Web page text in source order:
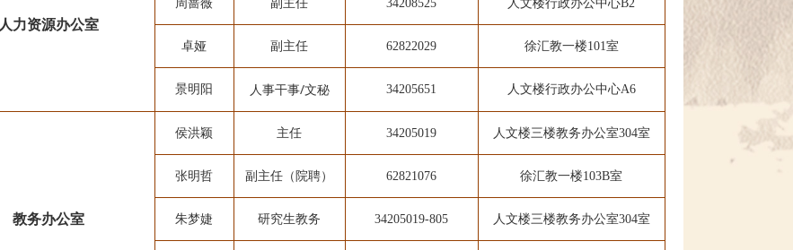
人力资源办公室
周蔷薇 副主任 34208525 人文楼行政办公中心B2
卓娅 副主任 62822029 徐汇教一楼101室
景明阳 人事干事/文秘 34205651 人文楼行政办公中心A6
教务办公室
侯洪颖 主任 34205019 人文楼三楼教务办公室304室
张明哲 副主任（院聘） 62821076 徐汇教一楼103B室
朱梦婕 研究生教务 34205019-805 人文楼三楼教务办公室304室